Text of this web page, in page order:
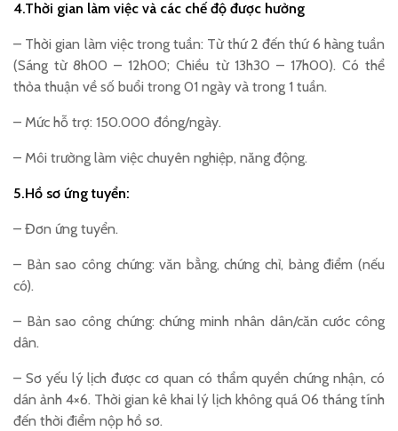
4.Thời gian làm việc và các chế độ được hưởng
– Thời gian làm việc trong tuần: Từ thứ 2 đến thứ 6 hàng tuần
(Sáng từ 8h00 – 12h00; Chiều từ 13h30 – 17h00). Có thể
thỏa thuận về số buổi trong 01 ngày và trong 1 tuần.
– Mức hỗ trợ: 150.000 đồng/ngày.
– Môi trường làm việc chuyên nghiệp, năng động.
5.Hồ sơ ứng tuyển:
– Đơn ứng tuyển.
– Bản sao công chứng: văn bằng, chứng chỉ, bảng điểm (nếu
có).
– Bản sao công chứng: chứng minh nhân dân/căn cước công
dân.
– Sơ yếu lý lịch được cơ quan có thẩm quyền chứng nhận, có
dán ảnh 4×6. Thời gian kê khai lý lịch không quá 06 tháng tính
đến thời điểm nộp hồ sơ.